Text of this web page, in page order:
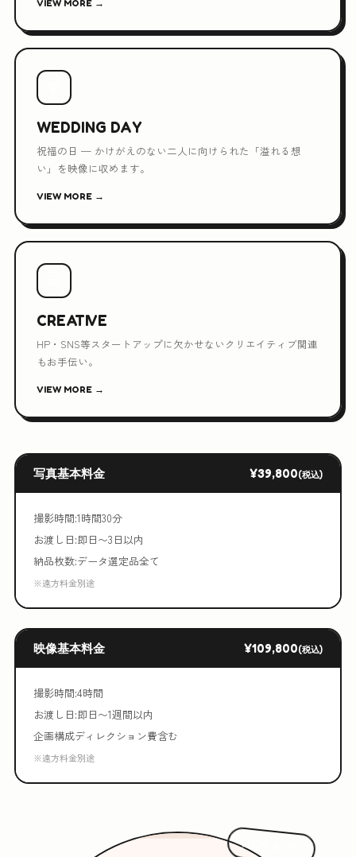
VIEW MORE →
WEDDING DAY
祝福の日 — かけがえのない二人に向けられた「溢れる想
い」を映像に収めます。
VIEW MORE →
CREATIVE
HP・SNS等スタートアップに欠かせないクリエイティブ関連
もお手伝い。
VIEW MORE →
写真基本料金 ¥39,800(税込)
撮影時間:1時間30分
お渡し日:即日〜3日以内
納品枚数:データ選定品全て
※遠方料金別途
映像基本料金 ¥109,800(税込)
撮影時間:4時間
お渡し日:即日〜1週間以内
企画構成ディレクション費含む
※遠方料金別途
はじめまして!